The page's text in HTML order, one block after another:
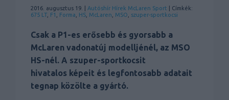
2016. augusztus 19. | Autóshír Hírek McLaren Sport | Címkék:
675 LT F1 Forma HS McLaren MSO szuper-sportkocsi
Csak a P1-es erősebb és gyorsabb a
McLaren vadonatúj modelljénél, az MSO
HS-nél. A szuper-sportkocsit
hivatalos képeit és legfontosabb adatait
tegnap közölte a gyártó.